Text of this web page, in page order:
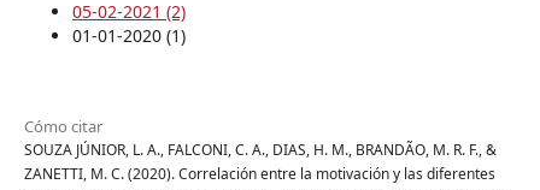
05-02-2021 (2)
01-01-2020 (1)
Cómo citar
SOUZA JÚNIOR, L. A., FALCONI, C. A., DIAS, H. M., BRANDÃO, M. R. F., &
ZANETTI, M. C. (2020). Correlación entre la motivación y las diferentes